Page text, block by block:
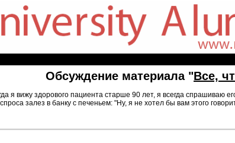
Обсуждение материала "Все,
я вижу здорового пациента старше 90 лет, я всегда спрашиваю
залез в банку с печеньем: "Ну, я не хотел бы вам этого